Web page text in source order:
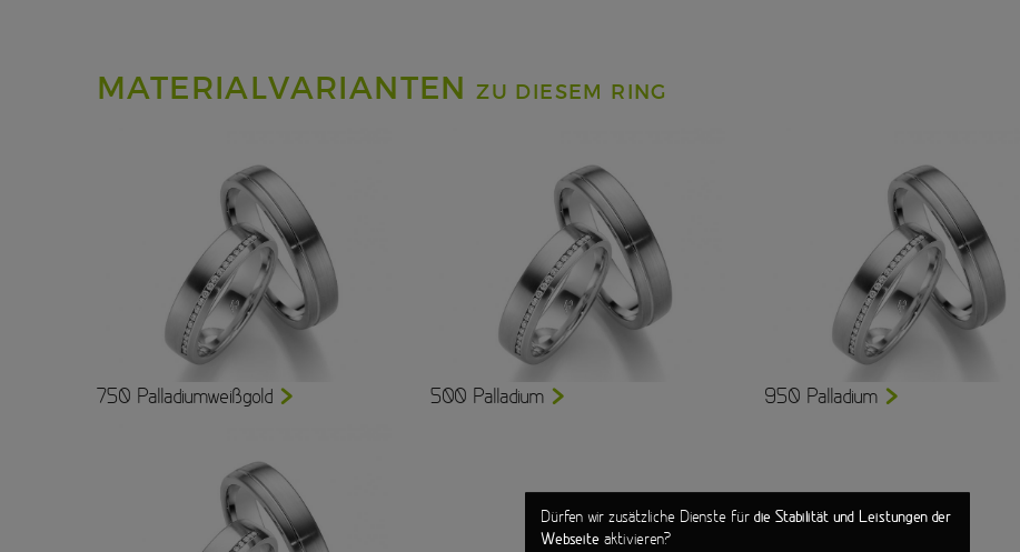
MATERIALVARIANTENZU DIESEM RING
750 Palladiumweißgold 500 Palladium 950 Palladium
Dürfen wir zusätzliche Dienste für die Stabilität und Leistungen der
Webseite aktivieren?